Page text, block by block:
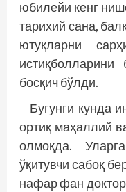
юбилейи кенг
тарихий сана,
ютуқларни
босқич бўлди.
Бугунги кунда
ортиқ маҳаллий
олмоқда.
ўқитувчи сабоқ
нафар фан